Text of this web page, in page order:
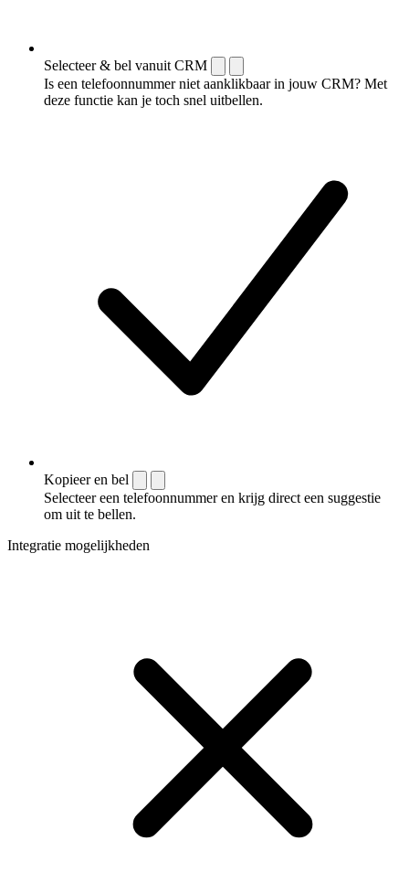
Selecteer & bel vanuit CRM
Is een telefoonnummer niet aanklikbaar in jouw CRM? Met
deze functie kan je toch snel uitbellen.
Kopieer en bel
Selecteer een telefoonnummer en krijg direct een suggestie
om uit te bellen.
Integratie mogelijkheden